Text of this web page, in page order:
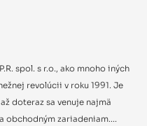
spol. s r.o., ako mnoho iných
revolúcii v roku 1991. Je
doteraz sa venuje najmä
obchodným zariadeniam....